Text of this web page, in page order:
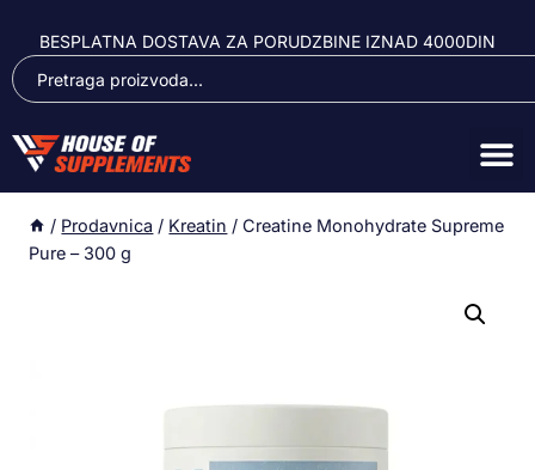
BESPLATNA DOSTAVA ZA PORUDZBINE IZNAD 4000DIN
/ Prodavnica / Kreatin / Creatine Monohydrate Supreme
Pure – 300 g